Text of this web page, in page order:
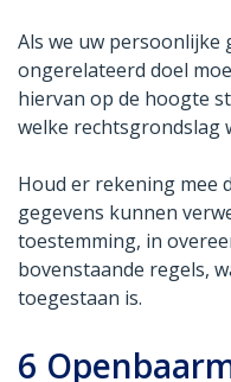
Als we uw persoonlijke
ongerelateerd doel
hiervan op de hoogte
welke rechtsgrondslag
Houd er rekening mee
gegevens kunnen
toestemming, in
bovenstaande regels,
toegestaan is.
6